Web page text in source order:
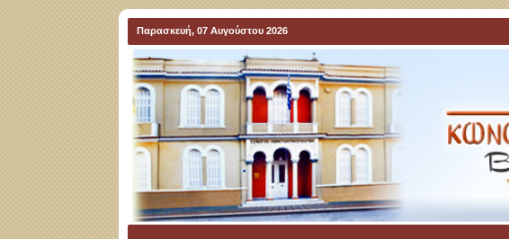
Παρασκευή, 07 Αυγούστου 2026